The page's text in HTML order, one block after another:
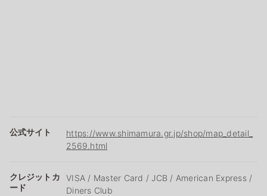
公式サイト
https://www.shimamura.gr.jp/shop/map_detail_
2569.html
クレジットカ
ード
VISA / Master Card / JCB / American Express /
Diners Club